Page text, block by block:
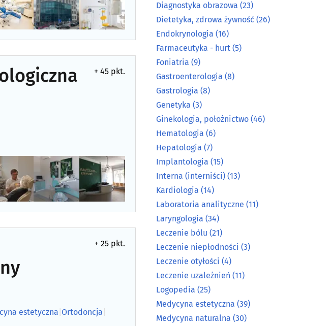
+ 45 pkt.
+ 25 pkt.
estetyczna Ortodoncja
Diagnostyka obrazowa (23)
Dietetyka, zdrowa żywność (26)
Endokrynologia (16)
Farmaceutyka - hurt (5)
Foniatria (9)
Gastroenterologia (8)
Gastrologia (8)
Genetyka (3)
Ginekologia, położnictwo (46)
Hematologia (6)
Hepatologia (7)
Implantologia (15)
Interna (interniści) (13)
Kardiologia (14)
Laboratoria analityczne (11)
Laryngologia (34)
Leczenie bólu (21)
Leczenie niepłodności (3)
Leczenie otyłości (4)
Leczenie uzależnień (11)
Logopedia (25)
Medycyna estetyczna (39)
Medycyna naturalna (30)